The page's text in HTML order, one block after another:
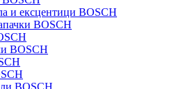
и ексцентици BOSCH
BOSCH
BOSCH
BOSCH